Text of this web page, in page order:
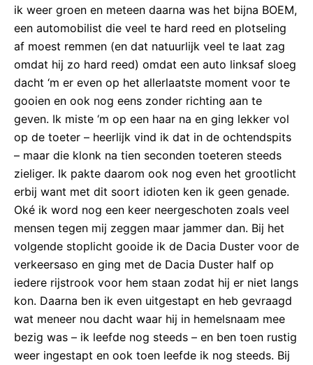
ik weer groen en meteen daarna was het bijna BOEM,
een automobilist die veel te hard reed en plotseling
af moest remmen (en dat natuurlijk veel te laat zag
omdat hij zo hard reed) omdat een auto linksaf sloeg
dacht ‘m er even op het allerlaatste moment voor te
gooien en ook nog eens zonder richting aan te
geven. Ik miste ‘m op een haar na en ging lekker vol
op de toeter – heerlijk vind ik dat in de ochtendspits
– maar die klonk na tien seconden toeteren steeds
zieliger. Ik pakte daarom ook nog even het grootlicht
erbij want met dit soort idioten ken ik geen genade.
Oké ik word nog een keer neergeschoten zoals veel
mensen tegen mij zeggen maar jammer dan. Bij het
volgende stoplicht gooide ik de Dacia Duster voor de
verkeersaso en ging met de Dacia Duster half op
iedere rijstrook voor hem staan zodat hij er niet langs
kon. Daarna ben ik even uitgestapt en heb gevraagd
wat meneer nou dacht waar hij in hemelsnaam mee
bezig was – ik leefde nog steeds – en ben toen rustig
weer ingestapt en ook toen leefde ik nog steeds. Bij